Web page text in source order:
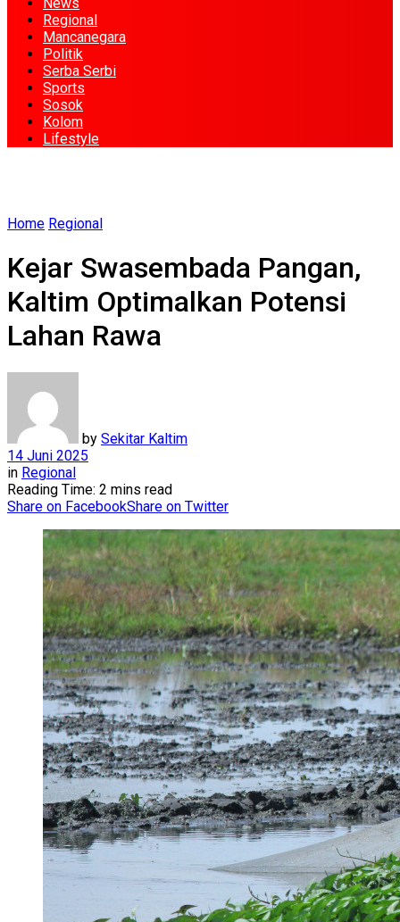
Regional
Mancanegara
Politik
Serba Serbi
Sports
Sosok
Kolom
Lifestyle
Home Regional
Kejar Swasembada Pangan,
Kaltim Optimalkan Potensi
Lahan Rawa
by Sekitar Kaltim
14 Juni 2025
in Regional
Reading Time: 2 mins read
Share on FacebookShare on Twitter